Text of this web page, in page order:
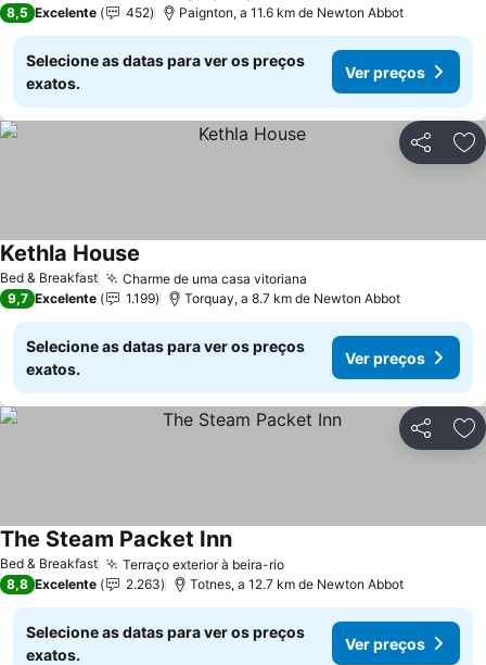
8,5 Excelente 452 Paignton, a 11.6 km de Newton Abbot
Selecione as datas para ver os preços
exatos.
Ver preços
Partilhar
Bed & Breakfast Charme de uma casa vitoriana
Kethla House
9,7 Excelente 1.199 Torquay, a 8.7 km de Newton Abbot
Selecione as datas para ver os preços
exatos.
Ver preços
Partilhar
Bed & Breakfast Terraço exterior à beira-rio
The Steam Packet Inn
8,8 Excelente 2.263 Totnes, a 12.7 km de Newton Abbot
Selecione as datas para ver os preços
exatos.
Ver preços